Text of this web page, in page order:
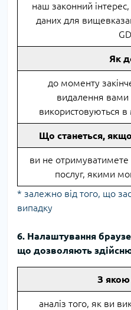
наш законний
даних для
Як
до моменту
видалення
використовуються в
Що станеться,
ви не отримуватимете
послуг, якими
* залежно від того, що
випадку
6. Налаштування
що дозволяють
З
аналіз того, як ви